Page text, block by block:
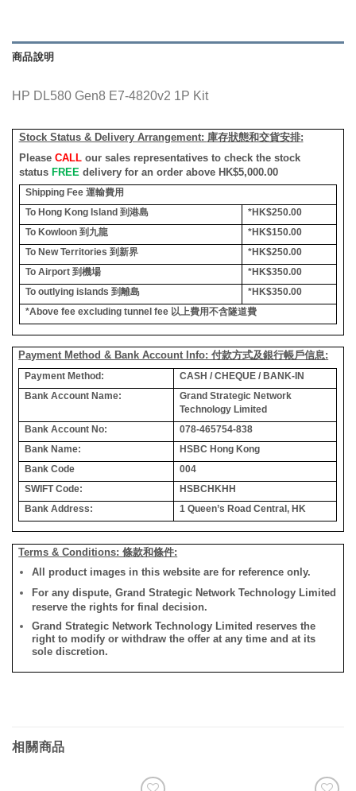
商品說明
HP DL580 Gen8 E7-4820v2 1P Kit
Stock Status & Delivery Arrangement: 庫存狀態和交貨安排:
Please CALLour sales representatives to check the stock
status FREE delivery for an order above HK$5,000.00
Shipping Fee 運輸費用
To Hong Kong Island 到港島
*HK$250.00
To Kowloon 到九龍
*HK$150.00
To New Territories 到新界
*HK$250.00
To Airport 到機場
*HK$350.00
To outlying islands 到離島
*HK$350.00
*Above fee excluding tunnel fee 以上費用不含隧道費
Payment Method & Bank Account Info: 付款方式及銀行帳戶信息:
Payment Method:
CASH / CHEQUE / BANK-IN
Bank Account Name:
Grand Strategic Network
Technology Limited
Bank Account No:
078-465754-838
Bank Name:
HSBC Hong Kong
Bank Code
004
SWIFT Code:
HSBCHKHH
Bank Address:
1 Queen’s Road Central, HK
Terms & Conditions: 條款和條件:
All product images in this website are for reference only.
For any dispute, Grand Strategic Network Technology Limited
reserve the rights for final decision.
Grand Strategic Network Technology Limited reserves the
right to modify or withdraw the offer at any time and at its
sole discretion.
相關商品